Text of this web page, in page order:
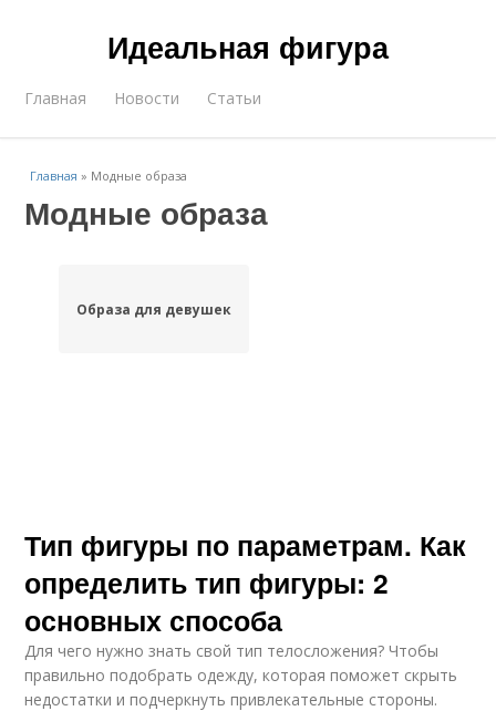
Идеальная фигура
Главная Новости Статьи
Главная » Модные образа
Модные образа
Образа для девушек
Тип фигуры по параметрам. Как
определить тип фигуры: 2
основных способа
Для чего нужно знать свой тип телосложения? Чтобы
правильно подобрать одежду, которая поможет скрыть
недостатки и подчеркнуть привлекательные стороны.